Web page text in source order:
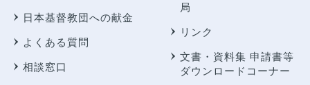
日本基督教団への献金
よくある質問
相談窓口
局
リンク
文書・資料集 申請書等
ダウンロードコーナー